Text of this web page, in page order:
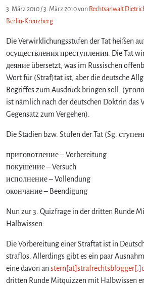
3. März 2010 /3. März 2010von Rechtsanwalt
Berlin-Kreuzberg
Die Verwirklichungsstufen der Tat heißen
осуществления преступления. Die Tat
деяние übersetzt, was im Russischen
Wort für (Straf)tat ist, aber die deutsche
Begriffes zum Ausdruck bringen soll.
ist nämlich nach der deutschen Doktrin das
Gegensatz zum Vergehen).
Die Stadien bzw. Stufen der Tat (Sg.
приговотление – Vorbereitung
покушение – Versuch
исполнение – Vollendung
окончание – Beendigung
Nun zur 3. Quizfrage in der dritten Runde
Halbwissen:
Die Vorbereitung einer Straftat ist in
straflos. Allerdings gibt es ein paar
eine davon an
dritten Runde Mitquizzen mit Halbwissen